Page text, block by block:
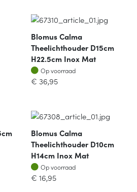
Blomus Calma
Theelichthouder D15cm
H22.5cm Inox Mat
Op voorraad
Op voorraad
€ 36,95
Blomus Calma
Theelichthouder D10cm
H14cm Inox Mat
Op voorraad
Op voorraad
€ 16,95